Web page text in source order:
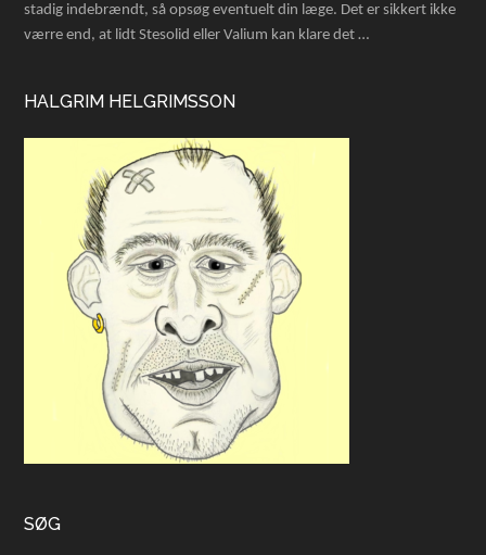
stadig indebrændt, så opsøg eventuelt din læge. Det er sikkert ikke
værre end, at lidt Stesolid eller Valium kan klare det …
HALGRIM HELGRIMSSON
SØG